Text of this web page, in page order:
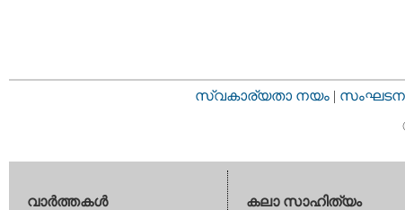
സ്വകാര്യതാ നയം |
വാര്‍ത്തകള്‍
കലാ സാഹിത്യം